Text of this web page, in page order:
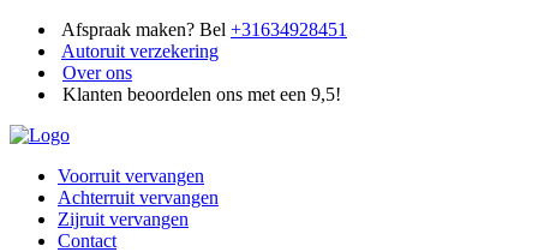
Afspraak maken? Bel +31634928451
Autoruit verzekering
Over ons
Klanten beoordelen ons met een 9,5!
Voorruit vervangen
Achterruit vervangen
Zijruit vervangen
Contact